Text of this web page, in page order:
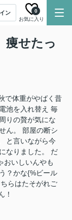
ン
お気に入り
0
痩せたっ
で体重がやばく昔
池を入れ替え 毎
りの贅が気にな
ん。 部屋の断シ
と言いながら今
なりました。 だ
おいしいんやも
？かな{%ビール
ちらはたそがれご
！